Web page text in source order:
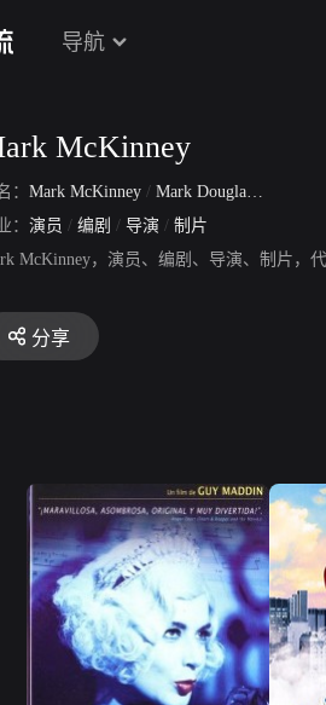
导航
McKinney
： Mark McKinney / Mark Douglas Brown McKinney
： 演员 / 编剧 / 导演 / 制片
McKinney，演员、编剧、导演、制片，
分享